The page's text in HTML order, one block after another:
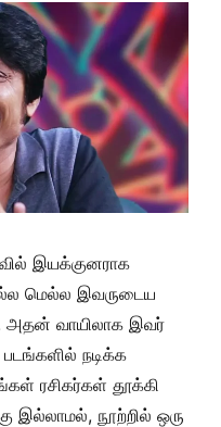
இயக்குனராக
மெல்ல இவருடைய
அதன் வாயிலாக இவர்
நடிக்க
ரசிகர்கள் தூக்கி
நூற்றில் ஒரு